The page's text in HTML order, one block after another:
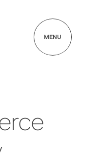
MENU